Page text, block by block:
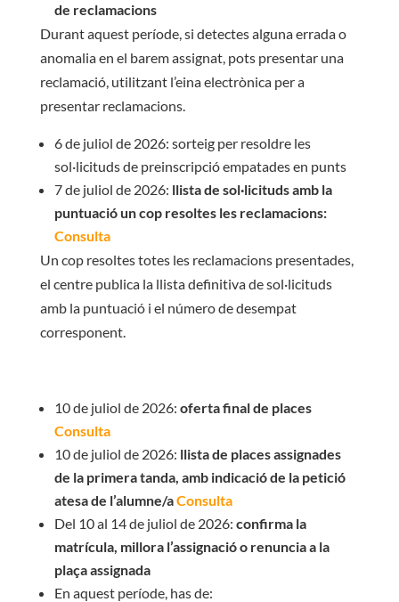
de reclamacions
Durant aquest període, si detectes alguna errada o
anomalia en el barem assignat, pots presentar una
reclamació, utilitzant l’eina electrònica per a
presentar reclamacions.
6 de juliol de 2026: sorteig per resoldre les
sol·licituds de preinscripció empatades en punts
7 de juliol de 2026: llista de sol·licituds amb la
puntuació un cop resoltes les reclamacions:
Consulta
Un cop resoltes totes les reclamacions presentades,
el centre publica la llista definitiva de sol·licituds
amb la puntuació i el número de desempat
corresponent.
10 de juliol de 2026: oferta final de places
Consulta
10 de juliol de 2026: llista de places assignades
de la primera tanda, amb indicació de la petició
atesa de l’alumne/aConsulta
Del 10 al 14 de juliol de 2026: confirma la
matrícula, millora l’assignació o renuncia a la
plaça assignada
En aquest període, has de: